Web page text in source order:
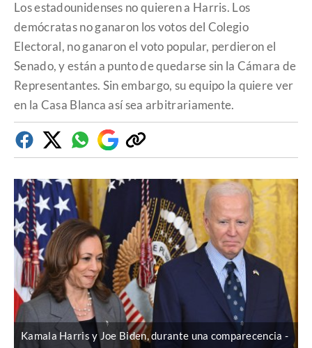
Los estadounidenses no quieren a Harris. Los
demócratas no ganaron los votos del Colegio
Electoral, no ganaron el voto popular, perdieron el
Senado, y están a punto de quedarse sin la Cámara de
Representantes. Sin embargo, su equipo la quiere ver
en la Casa Blanca así sea arbitrariamente.
FacebookTwitterWhatsapp
Google
Discover
Copiar
enlace
Kamala Harris y Joe Biden, durante una comparecencia